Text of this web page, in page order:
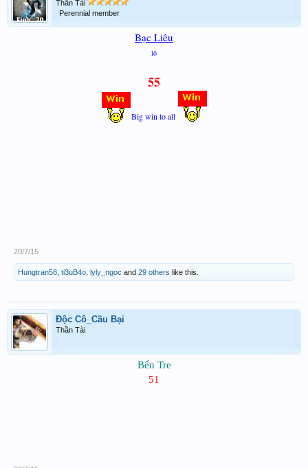
Thần Tài
Perennial member
Bạc Liêu
lô
55
Big win to all
20/7/15
Hungtran58 ti3uB4o lyly_ngoc and 29 others like this.
Độc Cô_Cầu Bại
Thần Tài
Bến Tre
51